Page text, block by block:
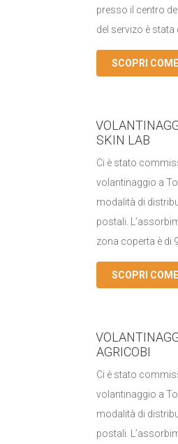
presso il centro
del servizo è stata
SCOPRI
SKIN LAB
Ci è stato
volantinaggio a
modalità di
postali.
zona coperta è di
SCOPRI
AGRICOBI
Ci è stato
volantinaggio a
modalità di
postali.